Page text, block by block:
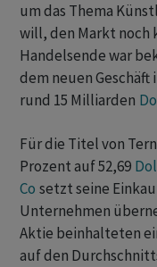
um das Thema
will, den Markt noch
Handelsende war
dem neuen
rund 15 Milliarden
Für die Titel von
Prozent auf 52,69
Co setzt seine
Unternehmen
Aktie beinhalteten
auf den